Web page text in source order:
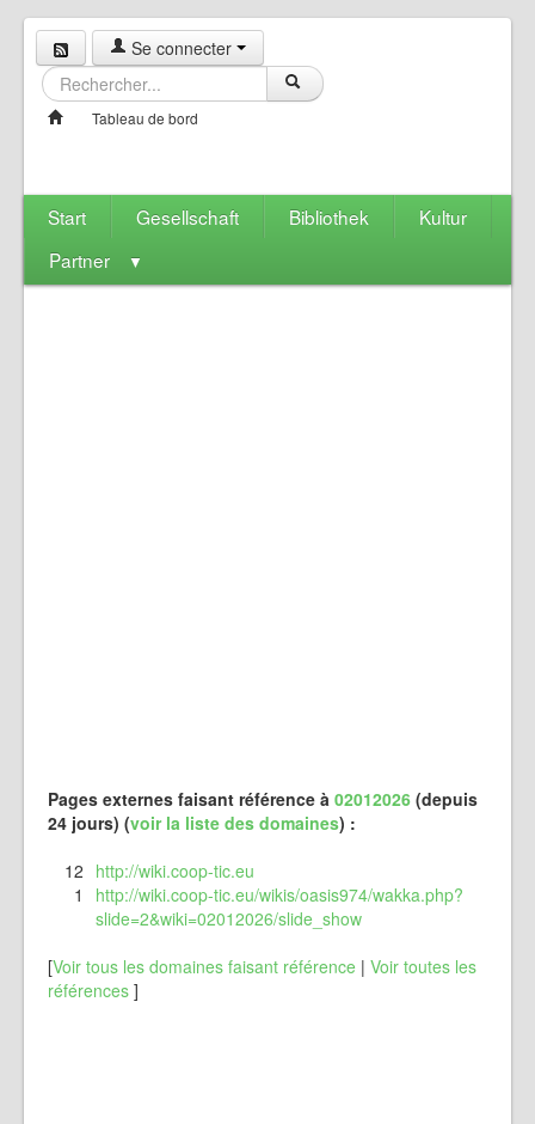
Se connecter
Tableau de bord
Start Gesellschaft Bibliothek
Kultur
Partner
▼
Pages externes faisant référence à 02012026 (depuis
24 jours) (voir la liste des domaines) :
12 http://wiki.coop-tic.eu
1
http://wiki.coop-tic.eu/wikis/oasis974/wakka.php?
slide=2&wiki=02012026/slide_show
[Voir tous les domaines faisant référence | Voir toutes les
références ]